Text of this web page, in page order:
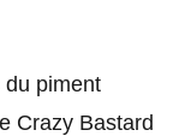
du piment
Crazy Bastard